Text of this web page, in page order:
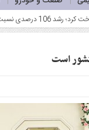
است